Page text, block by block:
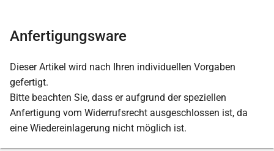
Anfertigungsware
Dieser Artikel wird nach Ihren individuellen Vorgaben
gefertigt.
Bitte beachten Sie, dass er aufgrund der speziellen
Anfertigung vom Widerrufsrecht ausgeschlossen ist, da
eine Wiedereinlagerung nicht möglich ist.